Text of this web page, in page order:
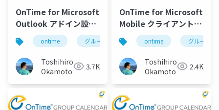
OnTime for Microsoft
Outlook アドイン設定
マニュアル
ontime グループカレンダー 組織カレンダー
Toshihiro
Okamoto
3.7K
OnTime for Microsoft
Mobile クライアントマ
ニュアルontime グループ
Toshihiro
Okamoto
2.4K